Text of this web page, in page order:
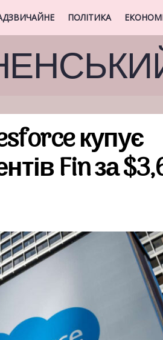
ПОЛІТИКА
купує
Fin за